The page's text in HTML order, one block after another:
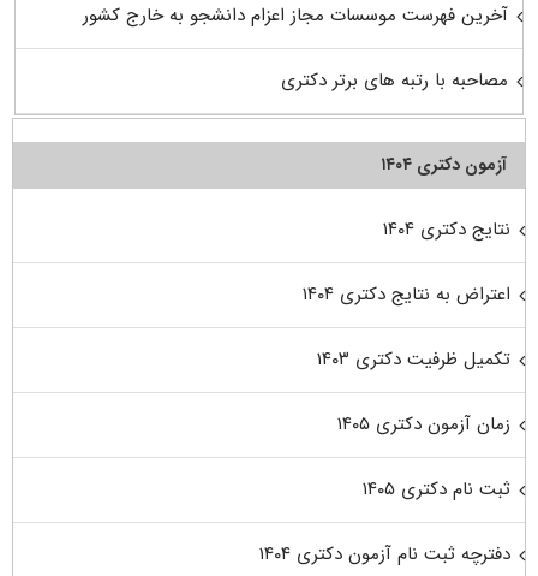
آخرین فهرست موسسات مجاز اعزام دانشجو به خارج کشور
مصاحبه با رتبه های برتر دکتری
آزمون دکتری ۱۴۰۴
نتایج دکتری ۱۴۰۴
اعتراض به نتایج دکتری ۱۴۰۴
تکمیل ظرفیت دکتری ۱۴۰۳
زمان آزمون دکتری ۱۴۰۵
ثبت نام دکتری ۱۴۰۵
دفترچه ثبت نام آزمون دکتری ۱۴۰۴